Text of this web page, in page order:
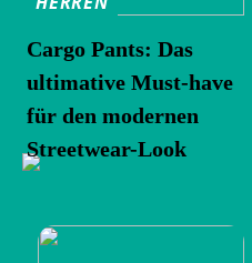
Cargo Pants: Das
ultimative Must-have
für den modernen
Streetwear-Look